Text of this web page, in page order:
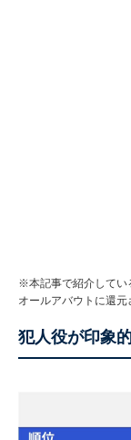
※本記事で紹介してい
オールアバウトに還元
犯人役が印象